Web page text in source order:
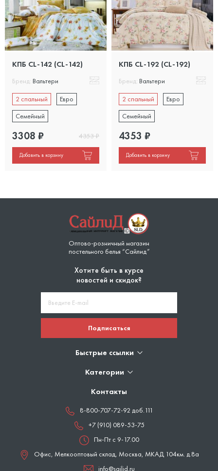
КПБ CL-142 (CL-142)
Бренд: Вальтери
2 спальный
Евро
Семейный
3308 ₽ 4353₽
Добавить в корзину
КПБ CL-192 (CL-192)
Бренд: Вальтери
2 спальный
Евро
Семейный
4353 ₽
Добавить в корзину
Оптово-розничный магазин
постельного белья “Сайлид”
Хотите быть в курсе
новостей и скидок?
Подписаться
Быстрые ссылки
Категории
Контакты
8-800-707-72-92 доб.111
+7 (910) 089-53-75
Пн-Пт с 9-17.00
Офис, Мелкооптовый склад, Москва, МКАД 104км. д.8а
info@sailid.ru